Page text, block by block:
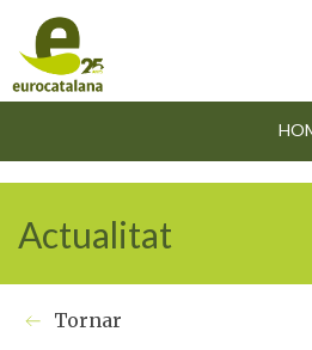
Actualitat
Tornar